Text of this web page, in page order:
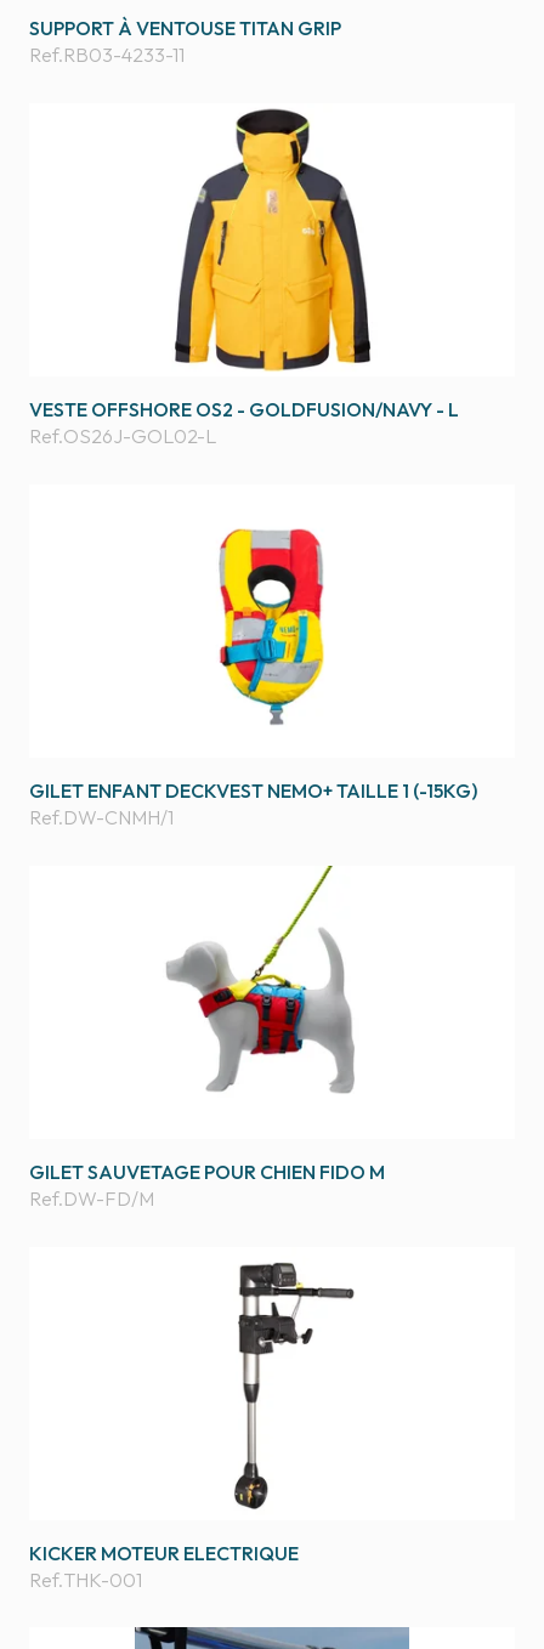
SUPPORT À VENTOUSE TITAN GRIP
Ref.RB03-4233-11
VESTE OFFSHORE OS2 - GOLDFUSION/NAVY - L
Ref.OS26J-GOL02-L
GILET ENFANT DECKVEST NEMO+ TAILLE 1 (-15KG)
Ref.DW-CNMH/1
GILET SAUVETAGE POUR CHIEN FIDO M
Ref.DW-FD/M
KICKER MOTEUR ELECTRIQUE
Ref.THK-001